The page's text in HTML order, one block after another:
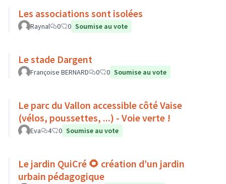
Les associations sont isolées
Raynal 0 0 Soumise au vote
Le stade Dargent
Françoise BERNARD 0 0 Soumise au vote
Le parc du Vallon accessible côté Vaise
(vélos, poussettes, ...) - Voie verte !
Eva 4 0 Soumise au vote
Le jardin QuiCré 🌻 création d’un jardin
urbain pédagogique